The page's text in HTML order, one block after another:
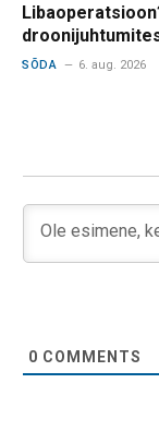
SÕDA 6. aug. 2026
0 COMMENTS